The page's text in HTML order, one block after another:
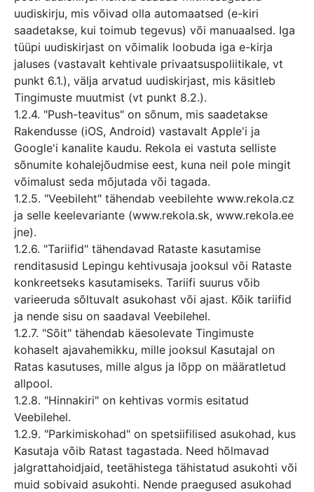
uudiskirju, mis võivad olla automaatsed (e-kiri
saadetakse, kui toimub tegevus) või manuaalsed. Iga
tüüpi uudiskirjast on võimalik loobuda iga e-kirja
jaluses (vastavalt kehtivale privaatsuspoliitikale, vt
punkt 6.1.), välja arvatud uudiskirjast, mis käsitleb
Tingimuste muutmist (vt punkt 8.2.).
1.2.4. "Push-teavitus" on sõnum, mis saadetakse
Rakendusse (iOS, Android) vastavalt Apple'i ja
Google'i kanalite kaudu. Rekola ei vastuta selliste
sõnumite kohalejõudmise eest, kuna neil pole mingit
võimalust seda mõjutada või tagada.
1.2.5. "Veebileht" tähendab veebilehte www.rekola.cz
ja selle keelevariante (www.rekola.sk, www.rekola.ee
jne).
1.2.6. "Tariifid" tähendavad Rataste kasutamise
renditasusid Lepingu kehtivusaja jooksul või Rataste
konkreetseks kasutamiseks. Tariifi suurus võib
varieeruda sõltuvalt asukohast või ajast. Kõik tariifid
ja nende sisu on saadaval Veebilehel.
1.2.7. "Sõit" tähendab käesolevate Tingimuste
kohaselt ajavahemikku, mille jooksul Kasutajal on
Ratas kasutuses, mille algus ja lõpp on määratletud
allpool.
1.2.8. "Hinnakiri" on kehtivas vormis esitatud
Veebilehel.
1.2.9. "Parkimiskohad" on spetsiifilised asukohad, kus
Kasutaja võib Ratast tagastada. Need hõlmavad
jalgrattahoidjaid, teetähistega tähistatud asukohti või
muid sobivaid asukohti. Nende praegused asukohad